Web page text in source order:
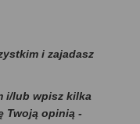
i zajadasz
i/lub wpisz kilka
Twoją opinią -